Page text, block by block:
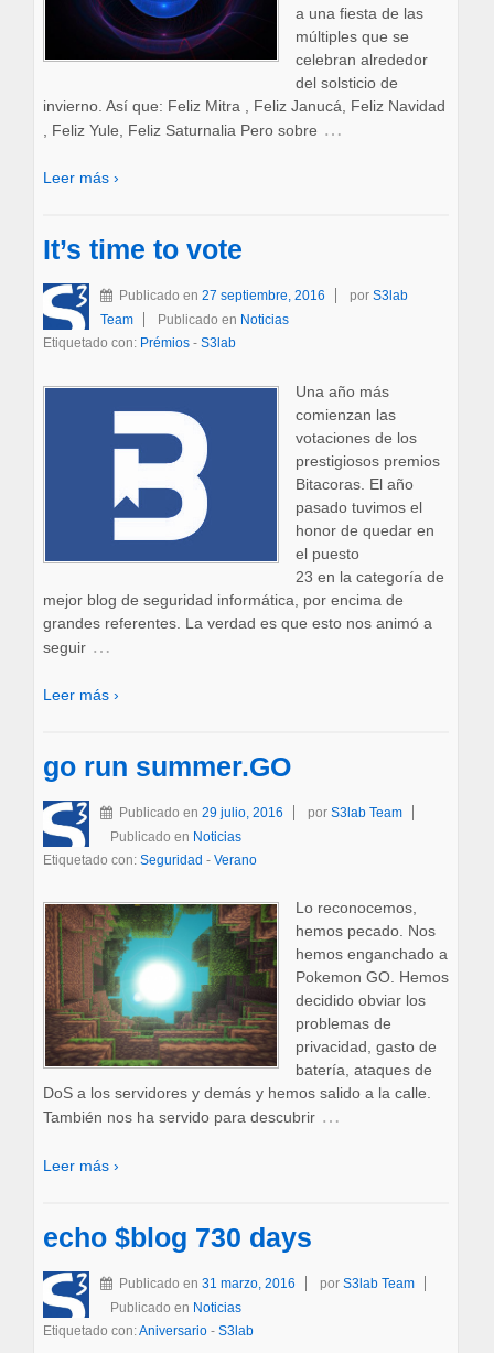
a una fiesta de las
múltiples que se
celebran alrededor
del solsticio de
invierno. Así que: Feliz Mitra , Feliz Janucá, Feliz Navidad
, Feliz Yule, Feliz Saturnalia Pero sobre …
Leer más ›
It’s time to vote
Publicado en 27 septiembre, 2016 por S3lab
Team
Publicado en Noticias
Etiquetado con: Prémios- S3lab
Una año más
comienzan las
votaciones de los
prestigiosos premios
Bitacoras. El año
pasado tuvimos el
honor de quedar en
el puesto
23 en la categoría de
mejor blog de seguridad informática, por encima de
grandes referentes. La verdad es que esto nos animó a
seguir …
Leer más ›
go run summer.GO
Publicado en 29 julio, 2016 por S3lab Team
Publicado en Noticias
Etiquetado con: Seguridad - Verano
Lo reconocemos,
hemos pecado. Nos
hemos enganchado a
Pokemon GO. Hemos
decidido obviar los
problemas de
privacidad, gasto de
batería, ataques de
DoS a los servidores y demás y hemos salido a la calle.
También nos ha servido para descubrir …
Leer más ›
echo $blog 730 days
Publicado en 31 marzo, 2016 por S3lab Team
Publicado en Noticias
Etiquetado con:Aniversario- S3lab